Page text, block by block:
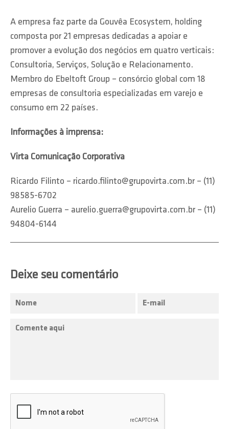
A empresa faz parte da Gouvêa Ecosystem, holding
composta por 21 empresas dedicadas a apoiar e
promover a evolução dos negócios em quatro verticais:
Consultoria, Serviços, Solução e Relacionamento.
Membro do Ebeltoft Group – consórcio global com 18
empresas de consultoria especializadas em varejo e
consumo em 22 países.
Informações à imprensa:
Virta Comunicação Corporativa
Ricardo Filinto – ricardo.filinto@grupovirta.com.br – (11)
98585-6702
Aurelio Guerra – aurelio.guerra@grupovirta.com.br – (11)
94804-6144
Deixe seu comentário